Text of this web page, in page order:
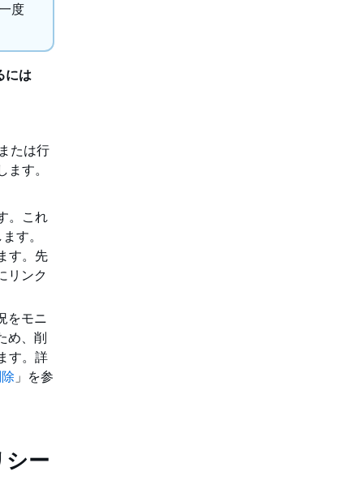
度
には
たは行
す。
。これ
す。
す。先
リンク
をモニ
め、削
す。詳
」を参
ー